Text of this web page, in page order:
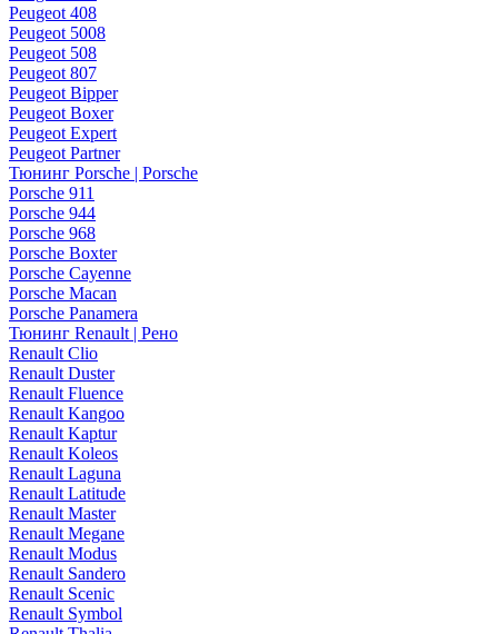
Peugeot 408
Peugeot 5008
Peugeot 508
Peugeot 807
Peugeot Bipper
Peugeot Boxer
Peugeot Expert
Peugeot Partner
Тюнинг Porsche | Porsche
Porsche 911
Porsche 944
Porsche 968
Porsche Boxter
Porsche Cayenne
Porsche Macan
Porsche Panamera
Тюнинг Renault | Рено
Renault Clio
Renault Duster
Renault Fluence
Renault Kangoo
Renault Kaptur
Renault Koleos
Renault Laguna
Renault Latitude
Renault Master
Renault Megane
Renault Modus
Renault Sandero
Renault Scenic
Renault Symbol